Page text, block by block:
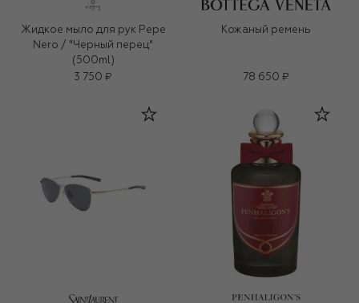
Жидкое мыло для рук Pepe
Nero / "Черный перец"
(500ml)
3 750 ₽
Кожаный ремень
78 650 ₽